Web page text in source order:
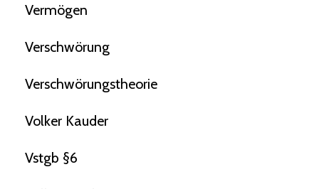
Vermögen
Verschwörung
Verschwörungstheorie
Volker Kauder
Vstgb §6